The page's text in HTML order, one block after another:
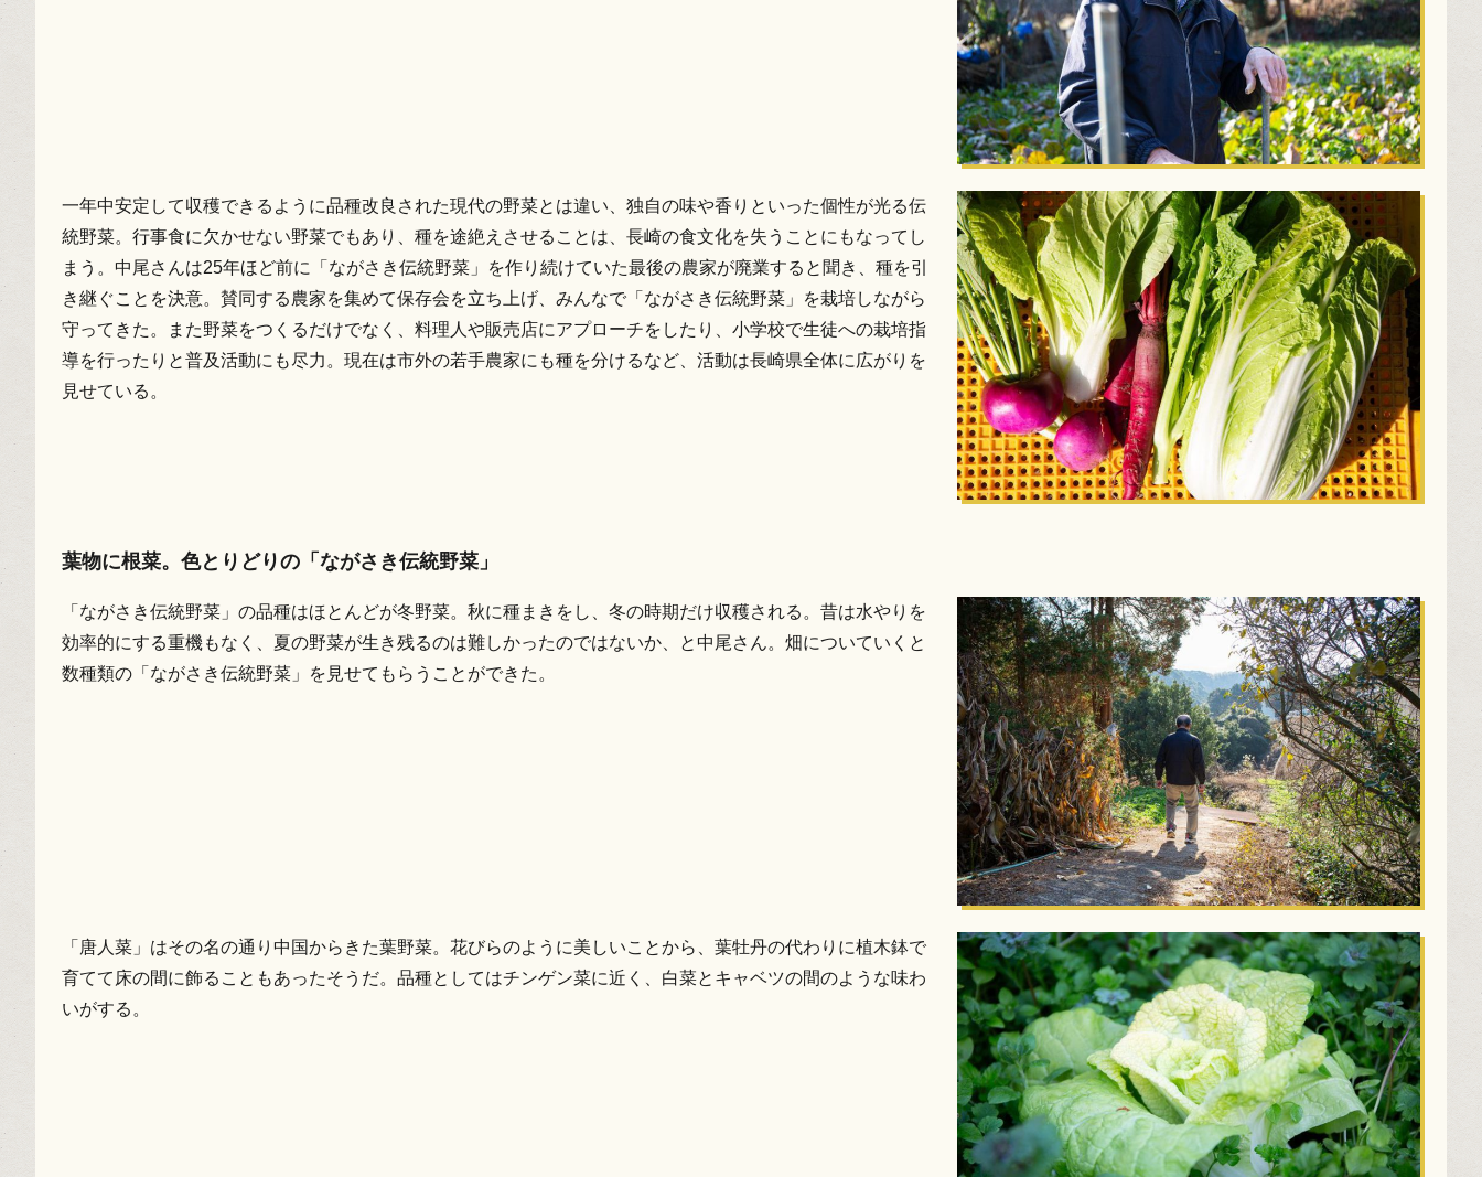
一年中安定して収穫できるように品種改良された現代の野菜とは違い、独自の味や香りといった個性が光る伝
統野菜。行事食に欠かせない野菜でもあり、種を途絶えさせることは、長崎の食文化を失うことにもなってし
まう。中尾さんは25年ほど前に「ながさき伝統野菜」を作り続けていた最後の農家が廃業すると聞き、種を引
き継ぐことを決意。賛同する農家を集めて保存会を立ち上げ、みんなで「ながさき伝統野菜」を栽培しながら
守ってきた。また野菜をつくるだけでなく、料理人や販売店にアプローチをしたり、小学校で生徒への栽培指
導を行ったりと普及活動にも尽力。現在は市外の若手農家にも種を分けるなど、活動は長崎県全体に広がりを
見せている。
葉物に根菜。色とりどりの「ながさき伝統野菜」
「ながさき伝統野菜」の品種はほとんどが冬野菜。秋に種まきをし、冬の時期だけ収穫される。昔は水やりを
効率的にする重機もなく、夏の野菜が生き残るのは難しかったのではないか、と中尾さん。畑についていくと
数種類の「ながさき伝統野菜」を見せてもらうことができた。
「唐人菜」はその名の通り中国からきた葉野菜。花びらのように美しいことから、葉牡丹の代わりに植木鉢で
育てて床の間に飾ることもあったそうだ。品種としてはチンゲン菜に近く、白菜とキャベツの間のような味わ
いがする。